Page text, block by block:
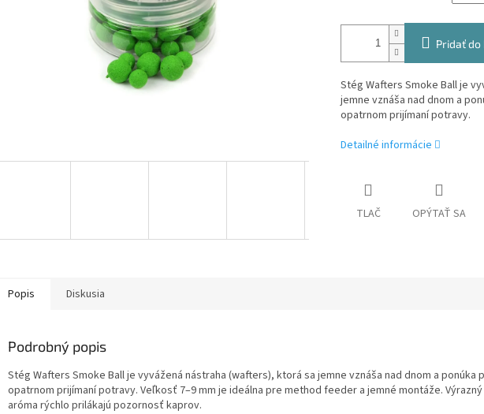
Pridať do
Stég Wafters Smoke Ball je
jemne vznáša nad dnom a
opatrnom prijímaní potravy.
Detailné informácie
TLAČ OPÝTAŤ SA
Popis Diskusia
Podrobný popis
Stég Wafters Smoke Ball je vyvážená nástraha (wafters), ktorá sa jemne vznáša nad dnom a
opatrnom prijímaní potravy. Veľkosť 7–9 mm je ideálna pre method feeder a jemné montáže.
aróma rýchlo prilákajú pozornosť kaprov.